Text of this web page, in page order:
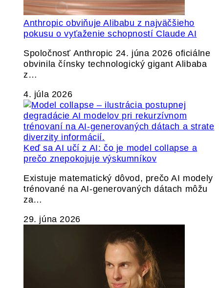
Anthropic obviňuje Alibabu z najväčšieho
pokusu o vyťaženie schopností Claude AI
Spoločnosť Anthropic 24. júna 2026 oficiálne
obvinila čínsky technologický gigant Alibaba
z…
4. júla 2026
Keď sa AI učí z AI: čo je model collapse a
prečo znepokojuje výskumníkov
Existuje matematický dôvod, prečo AI modely
trénované na AI-generovaných dátach môžu
za…
29. júna 2026